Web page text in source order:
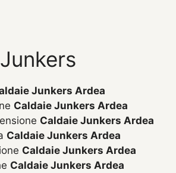
Junkers Ardea
Caldaie Junkers Ardea
Caldaie Junkers Ardea
Caldaie Junkers Ardea
Caldaie Junkers Ardea
Caldaie Junkers Ardea